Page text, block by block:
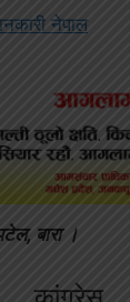
नेपाल
बारा ।